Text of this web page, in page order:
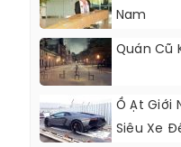
Nam
Quán Cũ
Ồ Ạt Giới
Siêu Xe